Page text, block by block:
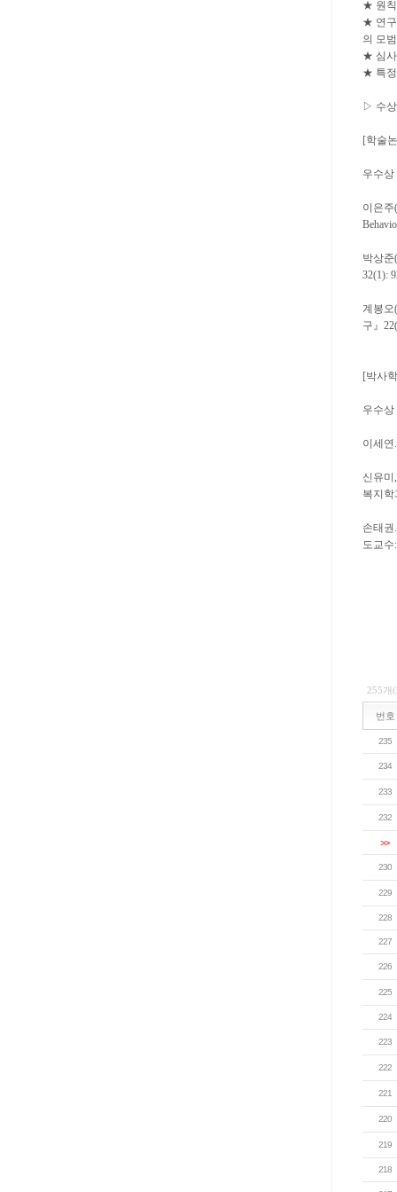
★ 원칙
★ 연구
의 모
★ 심사
★ 특정
▷ 수
[학술
우수상
이은주
박상준
32(1):
계봉오
구』
[박사
우수상
이세연
신유
복지학
손태권
도교수
255개
번호
235
234
233
232
>>
230
229
228
227
226
225
224
223
222
221
220
219
218